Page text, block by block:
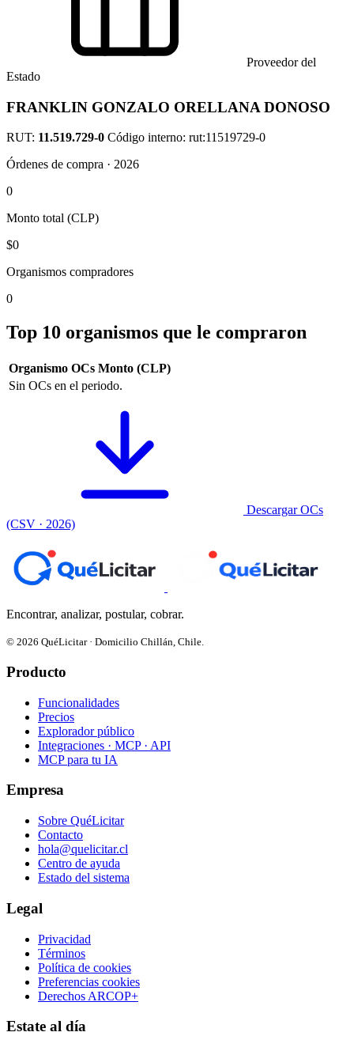
Proveedor del
Estado
FRANKLIN GONZALO ORELLANA DONOSO
RUT: 11.519.729-0 Código interno: rut:11519729-0
Órdenes de compra · 2026
0
Monto total (CLP)
$0
Organismos compradores
0
Top 10 organismos que le compraron
Organismo OCs Monto (CLP)
Sin OCs en el periodo.
Descargar OCs
(CSV · 2026)
Encontrar, analizar, postular, cobrar.
© 2026 QuéLicitar · Domicilio Chillán, Chile.
Producto
Funcionalidades
Precios
Explorador público
Integraciones · MCP · API
MCP para tu IA
Empresa
Sobre QuéLicitar
Contacto
hola@quelicitar.cl
Centro de ayuda
Estado del sistema
Legal
Privacidad
Términos
Política de cookies
Preferencias cookies
Derechos ARCOP+
Estate al día